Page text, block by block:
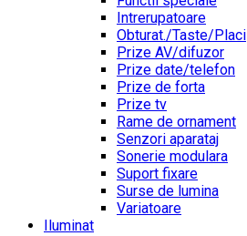
Intrerupatoare
Obturat./Taste/Placi
Prize AV/difuzor
Prize date/telefon
Prize de forta
Prize tv
Rame de ornament
Senzori aparataj
Sonerie modulara
Suport fixare
Surse de lumina
Variatoare
Iluminat